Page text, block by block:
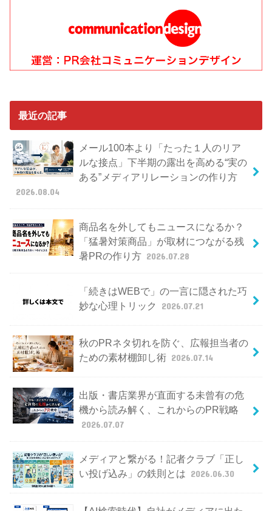
最近の記事
メール100本より「たった１人のリア
ルな接点」下半期の露出を高める“実の
ある”メディアリレーションの作り方
2026.08.04
商品名を外してもニュースになるか？
「猛暑対策商品」が取材につながる残
暑PRの作り方 2026.07.28
「続きはWEBで」の一言に隠された巧
妙な心理トリック
2026.07.21
秋のPRネタ切れを防ぐ、広報担当者の
ための素材棚卸し術 2026.07.14
出版・書店業界が直面する未曾有の危
機から読み解く、これからのPR戦略
2026.07.07
メディアと繋がる！記者クラブ「正し
い投げ込み」の鉄則とは 2026.06.30